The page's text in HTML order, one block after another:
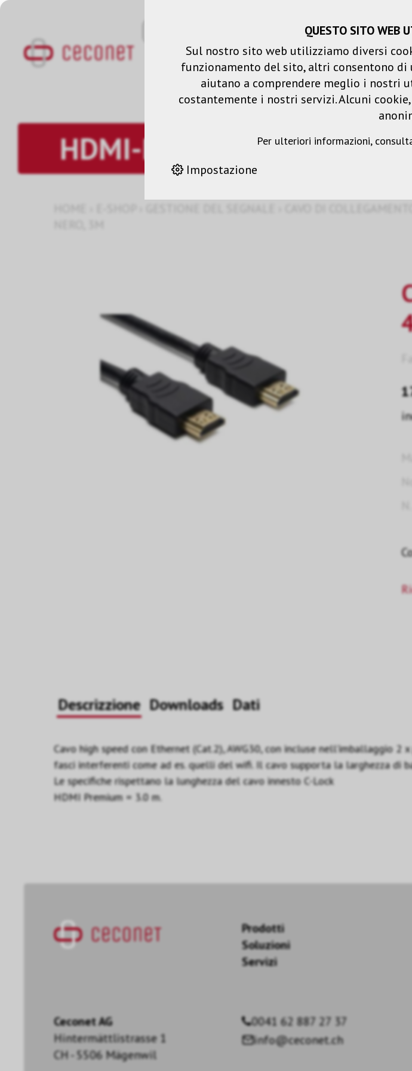
Carrello
Prodotti
HDMI-HDMI
Descrizzione Downloads Dati
Cavo high speed con Ethernet (Cat.2), AWG30, con incluse nell’imballaggio
fasci interferenti come ad es. quelli del wifi. Il cavo supporta la larghezza di
Le specifiche rispettano la lunghezza del cavo innesto C-Lock
HDMI Premium = 3.0 m.
Prodotti
Soluzioni
Servizi
Ceconet AG
Hintermättlistrasse 1
CH - 5506 Mägenwil
0041 62 887 27 37
info@ceconet.ch
QUESTO SITO WEB
Sul nostro sito web utilizziamo diversi
funzionamento del sito, altri consentono
aiutano a comprendere meglio i nostri
costantemente i nostri servizi. Alcuni
Per ulteriori informazioni,
Impostazione